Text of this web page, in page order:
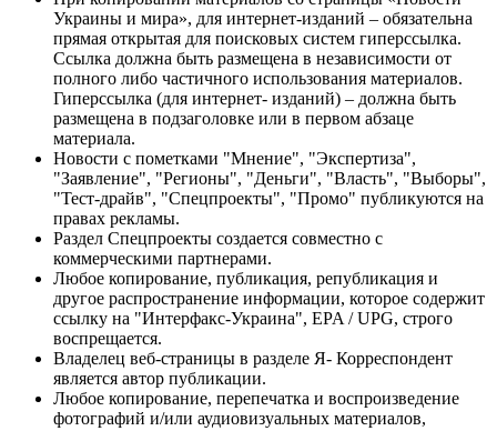
Украины и мира», для интернет-изданий – обязательна
прямая открытая для поисковых систем гиперссылка.
Ссылка должна быть размещена в независимости от
полного либо частичного использования материалов.
Гиперссылка (для интернет- изданий) – должна быть
размещена в подзаголовке или в первом абзаце
материала.
Новости с пометками "Мнение", "Экспертиза",
"Заявление", "Регионы", "Деньги", "Власть", "Выборы",
"Тест-драйв", "Спецпроекты", "Промо" публикуются на
правах рекламы.
Раздел Спецпроекты создается совместно с
коммерческими партнерами.
Любое копирование, публикация, републикация и
другое распространение информации, которое содержит
ссылку на "Интерфакс-Украина", EPA / UPG, строго
воспрещается.
Владелец веб-страницы в разделе Я- Корреспондент
является автор публикации.
Любое копирование, перепечатка и воспроизведение
фотографий и/или аудиовизуальных материалов,